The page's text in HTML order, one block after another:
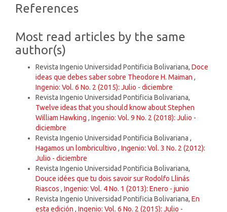
Article
References
Most read articles by the same
author(s)
Revista Ingenio Universidad Pontificia Bolivariana, Doce
ideas que debes saber sobre Theodore H. Maiman ,
Ingenio: Vol. 6 No. 2 (2015): Julio - diciembre
Revista Ingenio Universidad Pontificia Bolivariana,
Twelve ideas that you should know about Stephen
William Hawking , Ingenio: Vol. 9 No. 2 (2018): Julio -
diciembre
Revista Ingenio Universidad Pontificia Bolivariana ,
Hagamos un lombricultivo , Ingenio: Vol. 3 No. 2 (2012):
Julio - diciembre
Revista Ingenio Universidad Pontificia Bolivariana,
Douce idées que tu dois savoir sur Rodolfo Llinás
Riascos , Ingenio: Vol. 4 No. 1 (2013): Enero - junio
Revista Ingenio Universidad Pontificia Bolivariana, En
esta edición , Ingenio: Vol. 6 No. 2 (2015): Julio -